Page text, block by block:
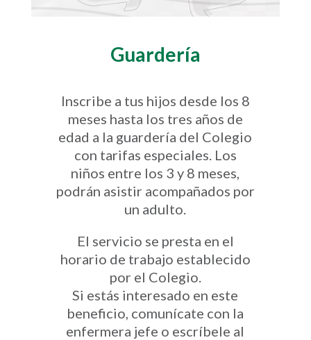
Guardería
Inscribe a tus hijos desde los 8
meses hasta los tres años de
edad a la guardería del Colegio
con tarifas especiales. Los
niños entre los 3 y 8 meses,
podrán asistir acompañados por
un adulto.
El servicio se presta en el
horario de trabajo establecido
por el Colegio.
Si estás interesado en este
beneficio, comunícate con la
enfermera jefe o escríbele al